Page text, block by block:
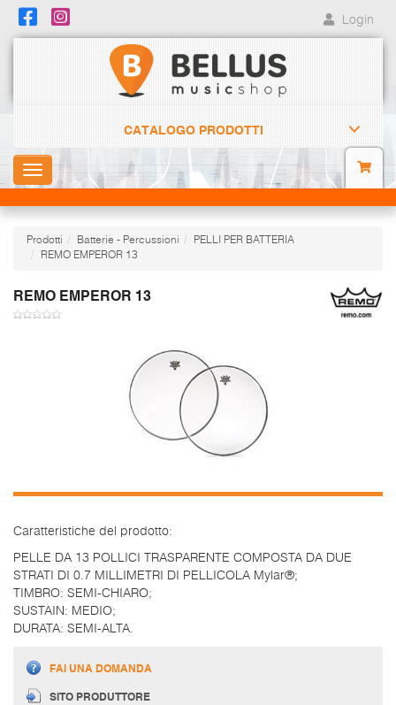
Login
CATALOGO PRODOTTI
Toggle
navigation
Prodotti Batterie - Percussioni
PELLI PER BATTERIA
REMO EMPEROR 13
REMO EMPEROR 13
Caratteristiche del prodotto:
PELLE DA 13 POLLICI TRASPARENTE COMPOSTA DA DUE
STRATI DI 0.7 MILLIMETRI DI PELLICOLA Mylar®;
TIMBRO: SEMI-CHIARO;
SUSTAIN: MEDIO;
DURATA: SEMI-ALTA.
FAI UNA DOMANDA
SITO PRODUTTORE